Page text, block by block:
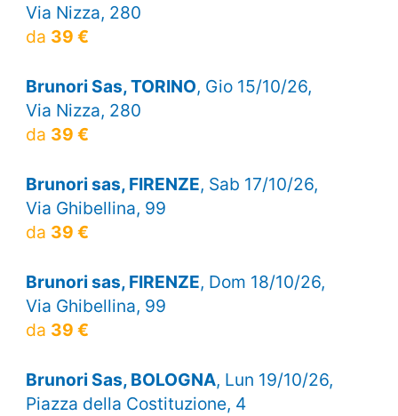
Via Nizza, 280
da 39 €
Brunori Sas, TORINO, Gio 15/10/26,
Via Nizza, 280
da 39 €
Brunori sas, FIRENZE, Sab 17/10/26,
Via Ghibellina, 99
da 39 €
Brunori sas, FIRENZE, Dom 18/10/26,
Via Ghibellina, 99
da 39 €
Brunori Sas, BOLOGNA, Lun 19/10/26,
Piazza della Costituzione, 4